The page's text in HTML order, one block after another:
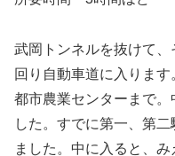
武岡トンネルを抜けて
回り自動車道に入りま
都市農業センターまで
した。すでに第一、第
ました。中に入ると、み